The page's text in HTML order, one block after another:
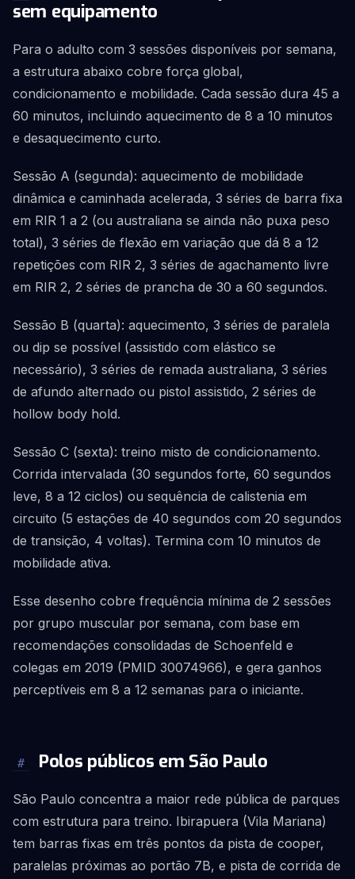
sem equipamento
Para o adulto com 3 sessões disponíveis por semana,
a estrutura abaixo cobre força global,
condicionamento e mobilidade. Cada sessão dura 45 a
60 minutos, incluindo aquecimento de 8 a 10 minutos
e desaquecimento curto.
Sessão A (segunda): aquecimento de mobilidade
dinâmica e caminhada acelerada, 3 séries de barra fixa
em RIR 1 a 2 (ou australiana se ainda não puxa peso
total), 3 séries de flexão em variação que dá 8 a 12
repetições com RIR 2, 3 séries de agachamento livre
em RIR 2, 2 séries de prancha de 30 a 60 segundos.
Sessão B (quarta): aquecimento, 3 séries de paralela
ou dip se possível (assistido com elástico se
necessário), 3 séries de remada australiana, 3 séries
de afundo alternado ou pistol assistido, 2 séries de
hollow body hold.
Sessão C (sexta): treino misto de condicionamento.
Corrida intervalada (30 segundos forte, 60 segundos
leve, 8 a 12 ciclos) ou sequência de calistenia em
circuito (5 estações de 40 segundos com 20 segundos
de transição, 4 voltas). Termina com 10 minutos de
mobilidade ativa.
Esse desenho cobre frequência mínima de 2 sessões
por grupo muscular por semana, com base em
recomendações consolidadas de Schoenfeld e
colegas em 2019 (PMID 30074966), e gera ganhos
perceptíveis em 8 a 12 semanas para o iniciante.
# Polos públicos em São Paulo
São Paulo concentra a maior rede pública de parques
com estrutura para treino. Ibirapuera (Vila Mariana)
tem barras fixas em três pontos da pista de cooper,
paralelas próximas ao portão 7B, e pista de corrida de